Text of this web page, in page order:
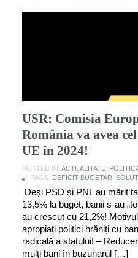
USR: Comisia
România va avea
UE în 2024!
POSTED IN: ACTUALITATE,
TAGS: DEFICIT BUGETAR
Deși PSD și PNL au mărit
13,5% la buget, banii s-au
au crescut cu 21,2%!
apropiați politici hrăniți cu
radicală a statului! –
mulți bani în buzunarul […]